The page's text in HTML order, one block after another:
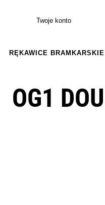
Twoje konto
RĘKAWICE BRAMKARSKIE
OG1